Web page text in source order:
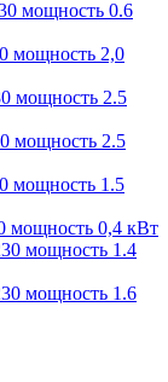
мощность 0.6
мощность 2,0
мощность 2.5
мощность 2.5
мощность 1.5
мощность 0,4 кВт
мощность 1.4
мощность 1.6